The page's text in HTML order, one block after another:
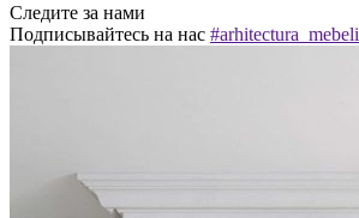
Следите за нами
Подписывайтесь на нас #arhitectura_mebeli